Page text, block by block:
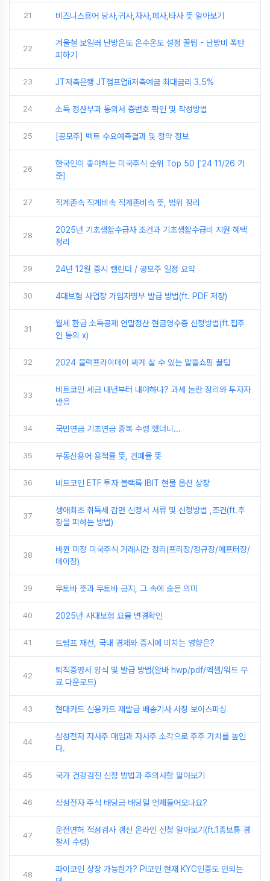
21 비즈니스용어 당사,귀사,자사,폐사,타사 뜻 알아보기
22
겨울철 보일러 난방온도 온수온도 설정 꿀팁 - 난방비 폭탄
피하기
23 JT저축은행 JT점프업ii저축예금 최대금리 3.5%
24 소득 정산부과 동의서 증번호 확인 및 작성방법
25 [공모주] 벡트 수요예측결과 및 청약 정보
26
한국인이 좋아하는 미국주식 순위 Top 50 ['24 11/26 기
준]
27 직계존속 직계비속 직계존비속 뜻, 범위 정리
28
2025년 기초생활수급자 조건과 기초생활수급비 지원 혜택
정리
29 24년 12월 증시 캘린더 / 공모주 일정 요약
30 4대보험 사업장 가입자명부 발급 방법(ft. PDF 저장)
31
월세 환급 소득공제 연말정산 현금영수증 신청방법(ft.집주
인 동의 x)
32 2024 블랙프라이데이 싸게 살 수 있는 알뜰쇼핑 꿀팁
33
비트코인 세금 내년부터 내야하나? 과세 논란 정리와 투자자
반응
34 국민연금 기초연금 중복 수령 했더니...
35 부동산용어 용적률 뜻, 건폐율 뜻
36 비트코인 ETF 투자 블랙록 IBIT 현물 옵션 상장
37
생애최초 취득세 감면 신청서 서류 및 신청방법 ,조건(ft.추
징을 피하는 방법)
38
바뀐 미장 미국주식 거래시간 정리(프리장/정규장/애프터장/
데이장)
39 무토바 뜻과 무토바 금지, 그 속에 숨은 의미
40 2025년 사대보험 요율 변경확인
41 트럼프 재선, 국내 경제와 증시에 미치는 영향은?
42
퇴직증명서 양식 및 발급 방법(알바 hwp/pdf/엑셀/워드 무
료 다운로드)
43 현대카드 신용카드 재발급 배송기사 사칭 보이스피싱
44
삼성전자 자사주 매입과 자사주 소각으로 주주 가치를 높인
다.
45 국가 건강검진 신청 방법과 주의사항 알아보기
46 삼성전자 주식 배당금 배당일 언제들어오나요?
47
운전면허 적성검사 갱신 온라인 신청 알아보기(ft.1종보통 경
찰서 수령)
48
파이코인 상장 가능한가? PI코인 현재 KYC인증도 안되는